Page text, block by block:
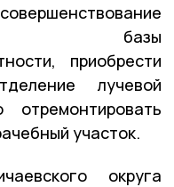
базы
приобрести
лучевой
отремонтировать
участок.
округа